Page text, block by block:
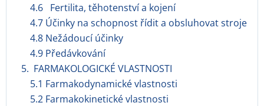
4.6 Fertilita, těhotenství a kojení
4.7 Účinky na schopnost řídit a obsluhovat stroje
4.8 Nežádoucí účinky
4.9 Předávkování
5. FARMAKOLOGICKÉ VLASTNOSTI
5.1 Farmakodynamické vlastnosti
5.2 Farmakokinetické vlastnosti